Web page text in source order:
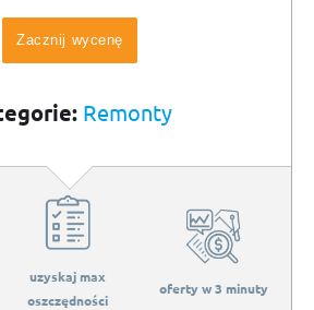
Zacznij wycenę
Remonty
uzyskaj max
oszczędności
oferty w 3 minuty